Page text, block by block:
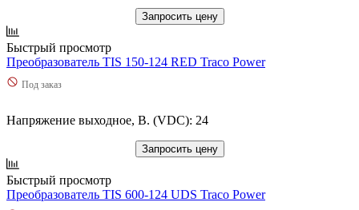
Запросить цену
Быстрый просмотр
Преобразователь TIS 150-124 RED Traco Power
Под заказ
Напряжение выходное, В. (VDC): 24
Запросить цену
Быстрый просмотр
Преобразователь TIS 600-124 UDS Traco Power